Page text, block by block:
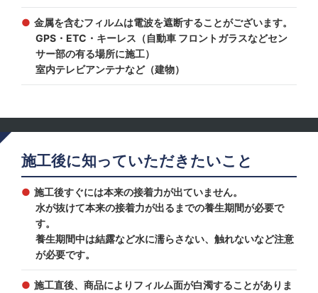
金属を含むフィルムは電波を遮断することがございます。
GPS・ETC・キーレス（自動車 フロントガラスなどセン
サー部の有る場所に施工）
室内テレビアンテナなど（建物）
施工後に知っていただきたいこと
施工後すぐには本来の接着力が出ていません。
水が抜けて本来の接着力が出るまでの養生期間が必要で
す。
養生期間中は結露など水に濡らさない、触れないなど注意
が必要です。
施工直後、商品によりフィルム面が白濁することがありま